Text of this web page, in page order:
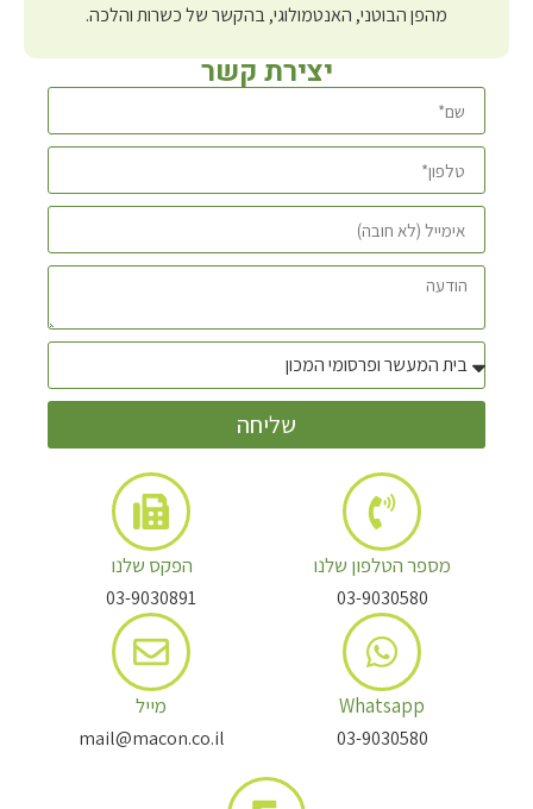
מהפן הבוטני, האנטמולוגי, בהקשר של כשרות והלכה.
יצירת קשר
שליחה
מספר הטלפון שלנו
03-9030580
Whatsapp
03-9030580
הפקס שלנו
03-9030891
מייל
mail@macon.co.il